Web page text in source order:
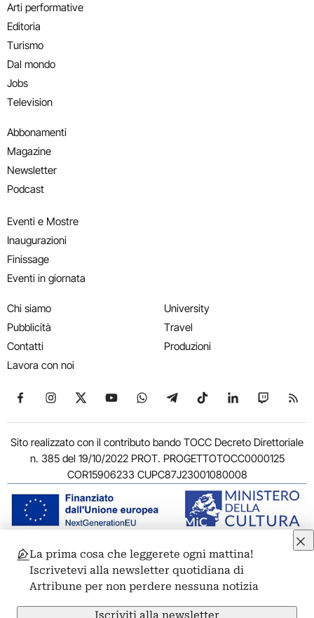
Arti performative
Editoria
Turismo
Dal mondo
Jobs
Television
Abbonamenti
Magazine
Newsletter
Podcast
Eventi e Mostre
Inaugurazioni
Finissage
Eventi in giornata
Chi siamo
Pubblicità
Contatti
Lavora con noi
University
Travel
Produzioni
Seguici su Facebook
Seguici su Instagram
Seguici su X
Seguici su YouTube
Seguici su WhatsApp
Seguici su Telegram
Seguici su TikTok
Seguici su
Seguici
Sito realizzato con il contributo bando TOCC Decreto Direttoriale
n. 385 del 19/10/2022 PROT. PROGETTOTOCC0000125
COR15906233 CUPC87J23001080008
© 2011-2026 ARTRIBUNE srl – Corso Vittorio Emanuele II, 287 –
00186 Roma - P.I. 11381581005
Privacy: Responsabile della protezione dei dati personali
ARTRIBUNE srl – Corso Vittorio Emanuele II, 287 – 00186 Roma
La prima cosa che leggerete ogni mattina!
Iscrivetevi alla newsletter quotidiana di
Artribune per non perdere nessuna notizia
Iscriviti alla newsletter